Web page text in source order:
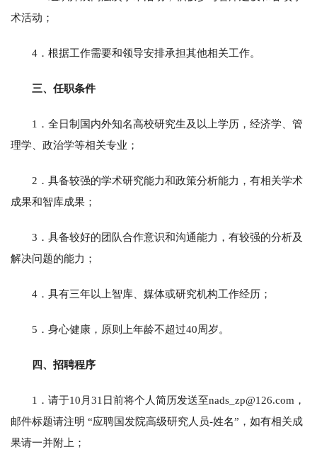
术活动；
4．根据工作需要和领导安排承担其他相关工作。
三、任职条件
1．全日制国内外知名高校研究生及以上学历，经济学、管
理学、政治学等相关专业；
2．具备较强的学术研究能力和政策分析能力，有相关学术
成果和智库成果；
3．具备较好的团队合作意识和沟通能力，有较强的分析及
解决问题的能力；
4．具有三年以上智库、媒体或研究机构工作经历；
5．身心健康，原则上年龄不超过40周岁。
四、招聘程序
1．请于10月31日前将个人简历发送至nads_zp@126.com，
邮件标题请注明 “应聘国发院高级研究人员-姓名”，如有相关成
果请一并附上；